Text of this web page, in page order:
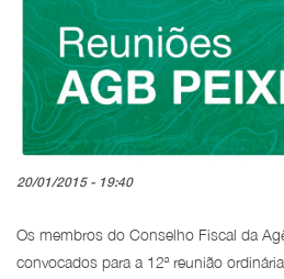
20/01/2015 - 19:40
Os membros do Conselho Fiscal da
convocados para a 12ª reunião